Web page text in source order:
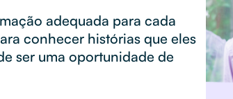
adequada para cada
conhecer histórias que eles
ser uma oportunidade de